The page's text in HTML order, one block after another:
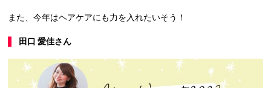
また、今年はヘアケアにも力を入れたいそう！
田口 愛佳さん